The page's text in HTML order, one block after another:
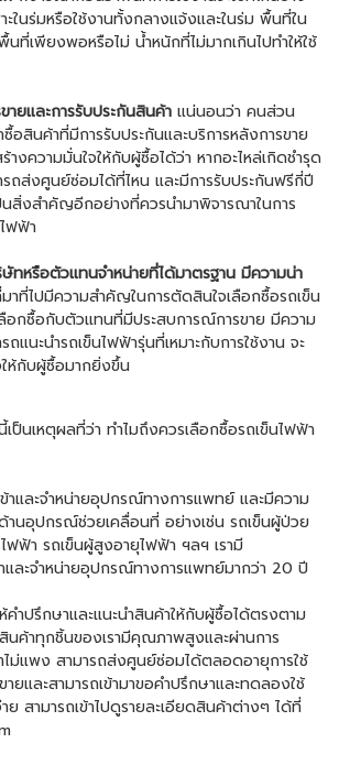
ะในร่มหรือใช้งานทั้งกลางแจ้งและในร่ม พื้นที่ใน
ที่เพียงพอหรือไม่ น้ำหนักที่ไม่มากเกินไปทำให้ใช้
ายและการรับประกันสินค้า แน่นอนว่า คนส่วน
อสินค้าที่มีการรับประกันและบริการหลังการขาย
ร้างความมั่นใจให้กับผู้ซื้อได้ว่า หากอะไหล่เกิดชำรุด
รถส่งศูนย์ซ่อมได้ที่ไหน และมีการรับประกันฟรีกี่ปี
นสิ่งสำคัญอีกอย่างที่ควรนำมาพิจารณาในการ
ฟฟ้า
ทหรือตัวแทนจำหน่ายที่ได้มาตรฐาน มีความน่า
าที่ไปมีความสำคัญในการตัดสินใจเลือกซื้อรถเข็น
ลือกซื้อกับตัวแทนที่มีประสบการณ์การขาย มีความ
ถแนะนำรถเข็นไฟฟ้ารุ่นที่เหมาะกับการใช้งาน จะ
ห้กับผู้ซื้อมากยิ่งขึ้น
ป็นเหตุผลที่ว่า ทำไมถึงควรเลือกซื้อรถเข็นไฟฟ้า
าและจำหน่ายอุปกรณ์ทางการแพทย์ และมีความ
านอุปกรณ์ช่วยเคลื่อนที่ อย่างเช่น รถเข็นผู้ป่วย
ฟฟ้า รถเข็นผู้สูงอายุไฟฟ้า ฯลฯ เรามี
และจำหน่ายอุปกรณ์ทางการแพทย์มากว่า 20 ปี
คำปรึกษาและแนะนำสินค้าให้กับผู้ซื้อได้ตรงตาม
นค้าทุกชิ้นของเรามีคุณภาพสูงและผ่านการ
ไม่แพง สามารถส่งศูนย์ซ่อมได้ตลอดอายุการใช้
ยและสามารถเข้ามาขอคำปรึกษาและทดลองใช้
ย สามารถเข้าไปดูรายละเอียดสินค้าต่างๆ ได้ที่